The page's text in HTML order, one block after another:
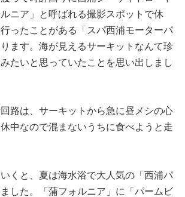
ニア」と呼ばれる撮影スポットで休
ったことがある「スパ西浦モーターパ
ます。海が見えるサーキットなんて珍
たいと思っていたことを思い出しまし
路は、サーキットから急に昼メシの心
中なので混まないうちに食べようと走
くと、夏は海水浴で大人気の「西浦パ
した。「蒲フォルニア」に「パームビ